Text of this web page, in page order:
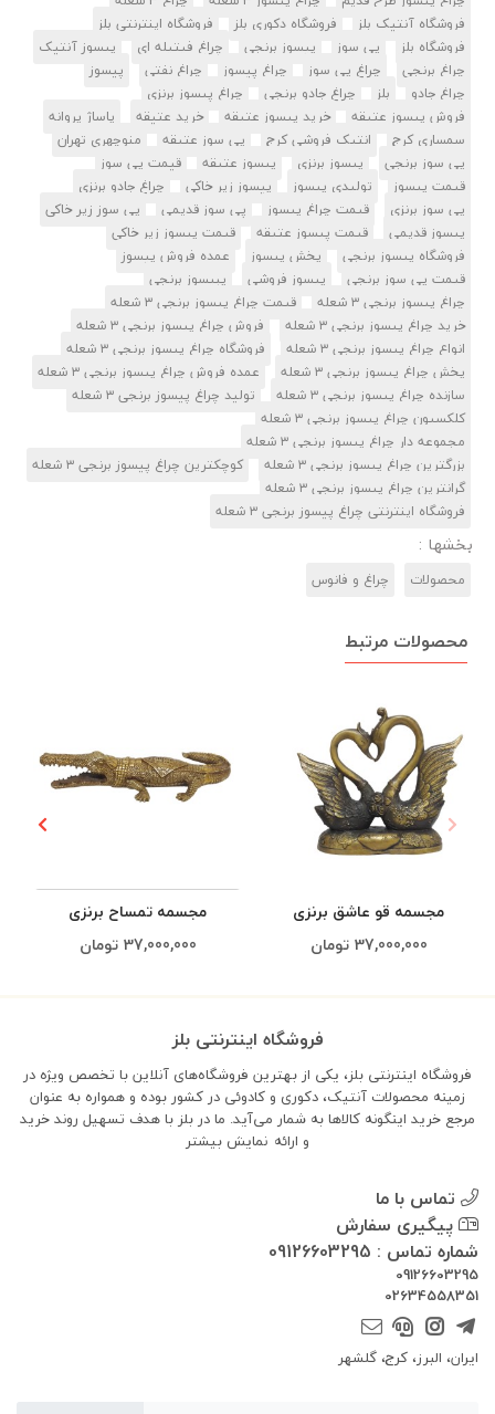
فروشگاه آنتیک بلز
فروشگاه دکوری بلز
فروشگاه اینترنتی بلز
فروشگاه بلز
پی سوز پیسوز برنجی چراغ فیتیله ای
پیسوز آنتیک
چراغ برنجی
چراغ پی سوز چراغ پیسوز چراغ نفتی
پیسوز
چراغ جادو
بلز چراغ جادو برنجی
چراغ پیسوز برنزی
فروش پیسوز عتیقه
خرید پیسوز عتیقه خرید عتیقه
پاساژ پروانه
سمساری کرج
انتیک فروشی کرج پی سوز عتیقه
منوچهری تهران
پی سوز برنجی
پیسوز برنزی پیسوز عتیقه
قیمت پی سوز
قیمت پیسوز
تولیدی پیسوز پیسوز زیر خاکی
چراغ جادو برنزی
پی سوز برنزی
قیمت چراغ پیسوز پی سوز قدیمی
پی سوز زیر خاکی
پیسوز قدیمی
قیمت پیسوز عتیقه
قیمت پیسوز زیر خاکی
فروشگاه پیسوز برنجی
پخش پیسوز
عمده فروش پیسوز
قیمت پی سوز برنجی
پیسوز فروشی
پبیسوز برنجی
چراغ پیسوز برنجی ۳ شعله
قیمت چراغ پیسوز برنجی ۳ شعله
خرید چراغ پیسوز برنجی ۳ شعله
فروش چراغ پیسوز برنجی ۳ شعله
انواع چراغ پیسوز برنجی ۳ شعله
فروشگاه چراغ پیسوز برنجی ۳ شعله
پخش چراغ پیسوز برنجی ۳ شعله
عمده فروش چراغ پیسوز برنجی ۳ شعله
سازنده چراغ پیسوز برنجی ۳ شعله
تولید چراغ پیسوز برنجی ۳ شعله
کلکسیون چراغ پیسوز برنجی ۳ شعله
مجموعه دار چراغ پیسوز برنجی ۳ شعله
بزرگترین چراغ پیسوز برنجی ۳ شعله
کوچکترین چراغ پیسوز برنجی ۳ شعله
گرانترین چراغ پیسوز برنجی ۳ شعله
فروشگاه اینترنتی چراغ پیسوز برنجی ۳ شعله
بخشها :
محصولات چراغ و فانوس
محصولات مرتبط
مجسمه قو عاشق برنزی
37,000,000 تومان
مجسمه تمساح برنزی
37,000,000 تومان
فروشگاه اینترنتی بلز
فروشگاه اینترنتی بلز، یکی از بهترین فروشگاه‌های آنلاین با تخصص ویژه در
زمینه محصولات آنتیک، دکوری و کادوئی در کشور بوده و همواره به عنوان
مرجع خرید اینگونه کالاها به شمار می‌آید. ما در بلز با هدف تسهیل روند خرید
و ارائه نمایش بیشتر
تماس با ما
پیگیری سفارش
شماره تماس : 09126603295
09126603295
02634558351
ایران، البرز، کرج، گلشهر